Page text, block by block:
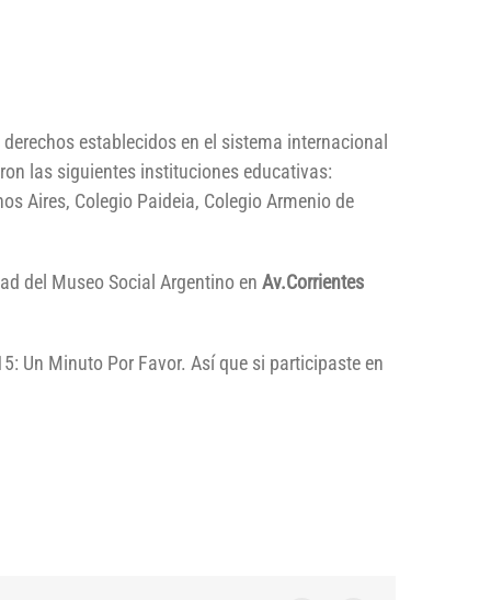
establecidos en el sistema internacional
las siguientes instituciones educativas:
Aires, Colegio Paideia, Colegio Armenio de
del Museo Social Argentino en Av.Corrientes
Un Minuto Por Favor. Así que si participaste en